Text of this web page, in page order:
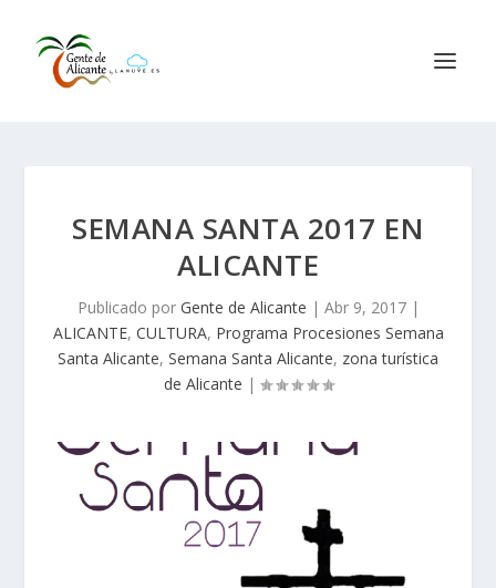
SEMANA SANTA 2017 EN
ALICANTE
Publicado por Gente de Alicante | Abr 9, 2017|
ALICANTE, CULTURA, Programa Procesiones Semana
Santa Alicante, Semana Santa Alicante, zona turística
de Alicante |